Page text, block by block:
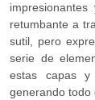
retumbante a
sutil, pero
serie de
estas capas
generando todo